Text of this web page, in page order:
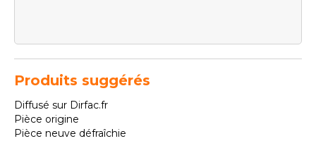
Produits suggérés
Diffusé sur Dirfac.fr
Pièce origine
Pièce neuve défraîchie